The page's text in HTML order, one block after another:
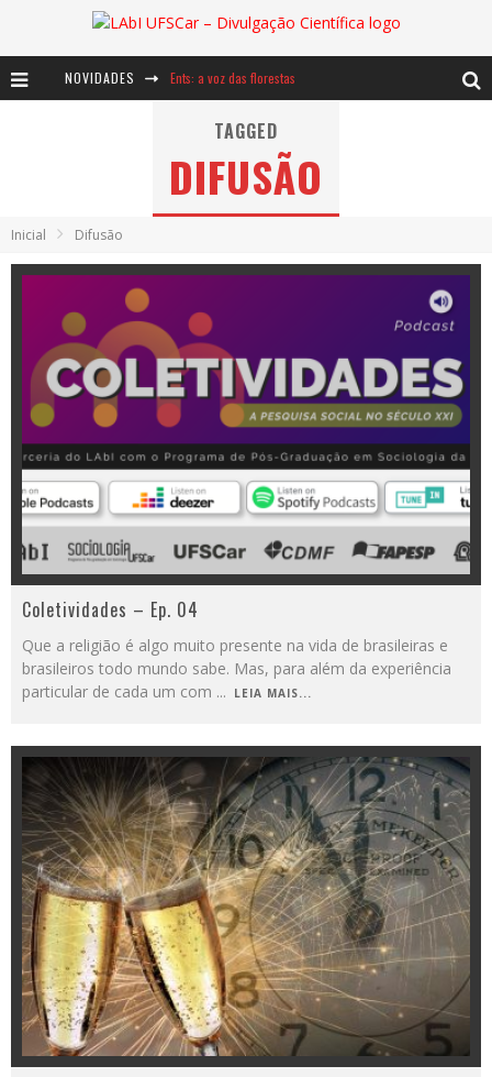
NOVIDADES Notáveis: Bertha Lutz
Ents: a voz das florestas
TAGGED
DIFUSÃO
Inicial Difusão
Coletividades – Ep. 04
Que a religião é algo muito presente na vida de brasileiras e
brasileiros todo mundo sabe. Mas, para além da experiência
particular de cada um com ... LEIA MAIS...